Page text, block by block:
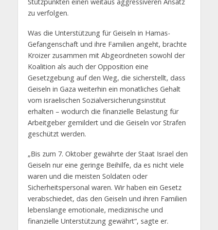
zu verfolgen.
Was die Unterstützung für Geiseln in Hamas-
Gefangenschaft und ihre Familien angeht, brachte
Kroizer zusammen mit Abgeordneten sowohl der
Koalition als auch der Opposition eine
Gesetzgebung auf den Weg, die sicherstellt, dass
Geiseln in Gaza weiterhin ein monatliches Gehalt
vom israelischen Sozialversicherungsinstitut
erhalten – wodurch die finanzielle Belastung für
Arbeitgeber gemildert und die Geiseln vor Strafen
geschützt werden.
„Bis zum 7. Oktober gewährte der Staat Israel den
Geiseln nur eine geringe Beihilfe, da es nicht viele
waren und die meisten Soldaten oder
Sicherheitspersonal waren. Wir haben ein Gesetz
verabschiedet, das den Geiseln und ihren Familien
lebenslange emotionale, medizinische und
finanzielle Unterstützung gewährt“, sagte er.